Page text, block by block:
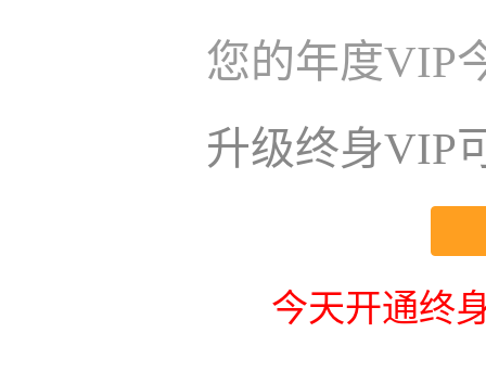
您的年度VIP
升级终身VIP
今天开通终